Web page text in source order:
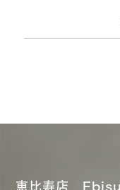
恵比寿店 Ebisu